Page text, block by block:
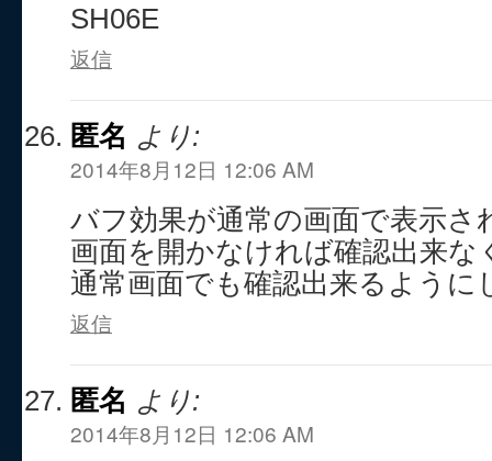
SH06E
返信
匿名 より:
2014年8月12日 12:06 AM
バフ効果が通常の画面で表示さ
画面を開かなければ確認出来な
通常画面でも確認出来るように
返信
匿名 より:
2014年8月12日 12:06 AM